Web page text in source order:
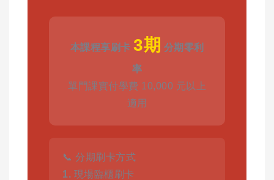
本課程享刷卡 3期 分期零利
率
單門課實付學費 10,000 元以上
適用
📞 分期刷卡方式
1. 現場臨櫃刷卡